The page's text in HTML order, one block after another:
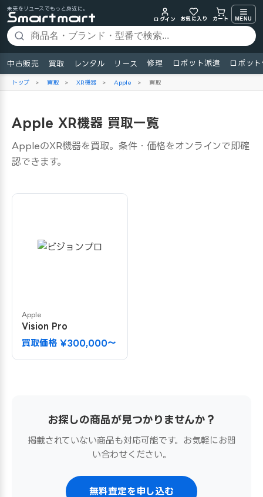
未来をリユースでもっと身近に。
ログイン
お気に入り カート MENU
中古販売 買取 レンタル リース 修理 ロボット派遣 ロボッ
トップ > 買取 > XR機器 > Apple > 買取
Apple XR機器 買取一覧
AppleのXR機器を買取。条件・価格をオンラインで即確
認できます。
Apple
Vision Pro
買取価格 ¥300,000〜
お探しの商品が見つかりませんか？
掲載されていない商品も対応可能です。お気軽にお問
い合わせください。
無料査定を申し込む